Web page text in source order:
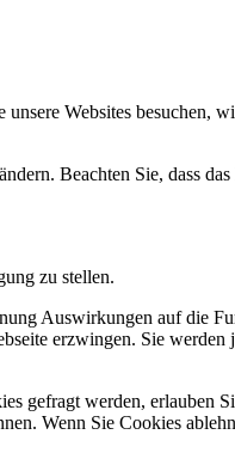
Websites besuchen,
Beachten Sie, dass
zu stellen.
Auswirkungen auf die
erzwingen. Sie
gefragt werden, erlauben
Wenn Sie Cookies